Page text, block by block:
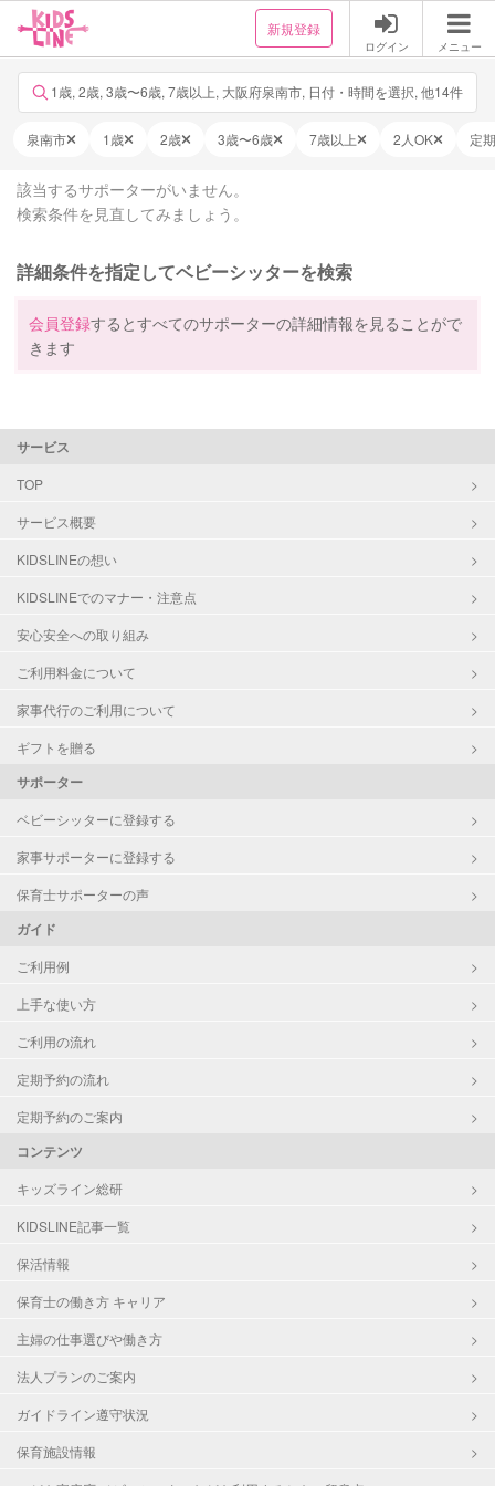
新規登録
ログイン メニュー
1歳, 2歳, 3歳〜6歳, 7歳以上, 大阪府泉南市, 日付・時間を選択, 他14件
泉南市 1歳 2歳 3歳〜6歳 7歳以上 2人OK 定
該当するサポーターがいません。
検索条件を見直してみましょう。
詳細条件を指定してベビーシッターを検索
会員登録するとすべてのサポーターの詳細情報を見ることがで
きます
サービス
TOP
サービス概要
KIDSLINEの想い
KIDSLINEでのマナー・注意点
安心安全への取り組み
ご利用料金について
家事代行のご利用について
ギフトを贈る
サポーター
ベビーシッターに登録する
家事サポーターに登録する
保育士サポーターの声
ガイド
ご利用例
上手な使い方
ご利用の流れ
定期予約の流れ
定期予約のご案内
コンテンツ
キッズライン総研
KIDSLINE記事一覧
保活情報
保育士の働き方 キャリア
主婦の仕事選びや働き方
法人プランのご案内
ガイドライン遵守状況
保育施設情報